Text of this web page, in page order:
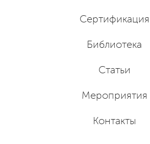
Сертификация
Библиотека
Статьи
Мероприятия
Контакты